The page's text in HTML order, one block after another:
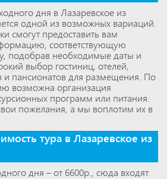
дня в Лазаревское из
одной из возможных вариаций.
смогут предоставить вам
соответствующую
подобрав необходимые даты и
выбор гостиниц, отелей,
и пансионатов для размещения. По
возможна организация
программ или питания.
пожелания, а мы воплотим их в
тура в Лазаревское из
дня – от 6600р., сюда входят